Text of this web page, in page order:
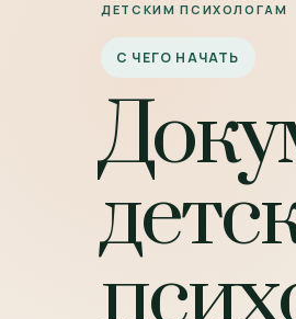
ДЕТСКИМ ПСИХОЛОГАМ
С ЧЕГО НАЧАТЬ